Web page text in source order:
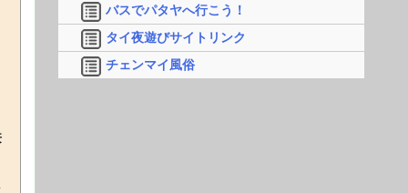
バスでパタヤへ行こう！
タイ夜遊びサイトリンク
チェンマイ風俗